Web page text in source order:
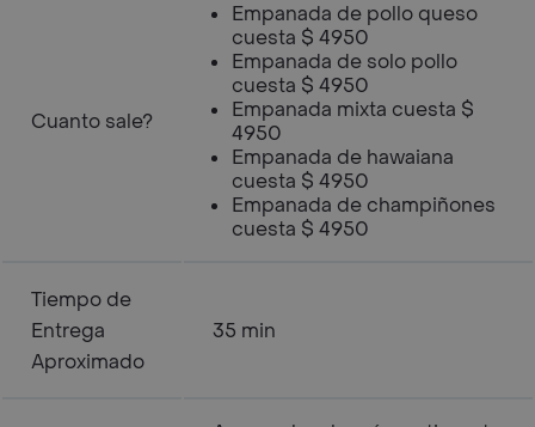
Cuanto sale?
Empanada de pollo queso
cuesta $ 4950
Empanada de solo pollo
cuesta $ 4950
Empanada mixta cuesta $
4950
Empanada de hawaiana
cuesta $ 4950
Empanada de champiñones
cuesta $ 4950
Tiempo de
Entrega
Aproximado
35 min